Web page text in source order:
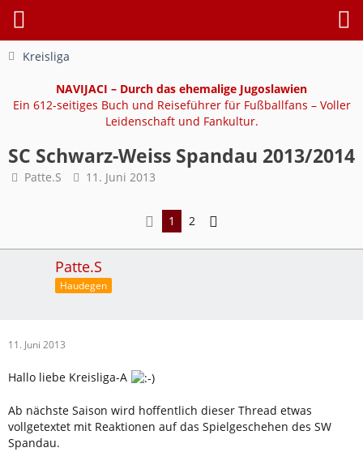
Kreisliga
NAVIJACI – Durch das ehemalige Jugoslawien
Ein 612-seitiges Buch und Reiseführer für Fußballfans – Voller
Leidenschaft und Fankultur.
SC Schwarz-Weiss Spandau 2013/2014
Patte.S 11. Juni 2013
1 2
Patte.S
Haudegen
11. Juni 2013
Hallo liebe Kreisliga-A
Ab nächste Saison wird hoffentlich dieser Thread etwas
vollgetextet mit Reaktionen auf das Spielgeschehen des SW
Spandau.